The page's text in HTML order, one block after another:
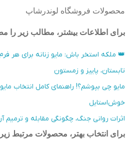
محصولات فروشگاه لوندرشاپ
برای اطلاعات بیشتر، مطالب زیر را
👑 ملکه استخر باش: مایو زنانه برای هر
تابستان، پاییز و زمستون
مایو چی بپوشم؟! راهنمای کامل انتخاب
خوش‌استایل
اثرات روانی جنگ، چگونگی مقابله و ترمیم
برای انتخاب بهتر، محصولات مرتبط